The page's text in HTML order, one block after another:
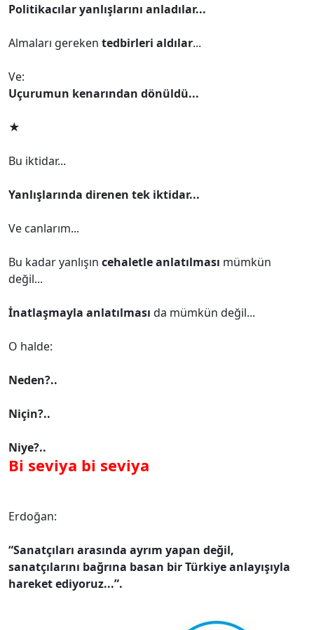
Politikacılar yanlışlarını anladılar...
Almaları gereken tedbirleri aldılar...
Ve:
Uçurumun kenarından dönüldü...
★
Bu iktidar...
Yanlışlarında direnen tek iktidar...
Ve canlarım...
Bu kadar yanlışın cehaletle anlatılması mümkün
değil...
İnatlaşmayla anlatılması da mümkün değil...
O halde:
Neden?..
Niçin?..
Niye?..
Bi seviya bi seviya
Erdoğan:
“Sanatçıları arasında ayrım yapan değil,
sanatçılarını bağrına basan bir Türkiye anlayışıyla
hareket ediyoruz...”.